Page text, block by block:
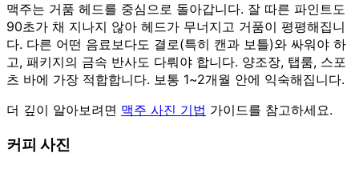
맥주는 거품 헤드를 중심으로 돌아갑니다. 잘 따른 파인트도
90초가 채 지나지 않아 헤드가 무너지고 거품이 평평해집니
다. 다른 어떤 음료보다도 결로(특히 캔과 보틀)와 싸워야 하
고, 패키지의 금속 반사도 다뤄야 합니다. 양조장, 탭룸, 스포
츠 바에 가장 적합합니다. 보통 1~2개월 안에 익숙해집니다.
더 깊이 알아보려면 맥주 사진 기법 가이드를 참고하세요.
커피 사진